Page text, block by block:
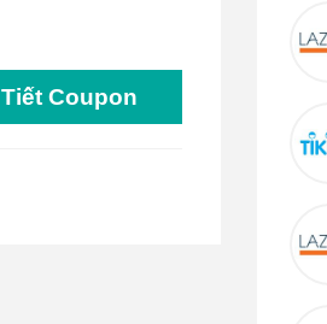
Coupon